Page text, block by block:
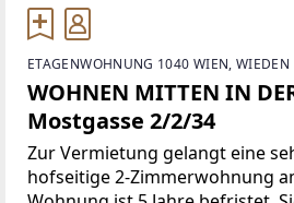
ETAGENWOHNUNG 1040 WIEN, WIEDEN
WOHNEN MITTEN IN
Mostgasse 2/2/34
Zur Vermietung gelangt eine
hofseitige 2-Zimmerwohnung